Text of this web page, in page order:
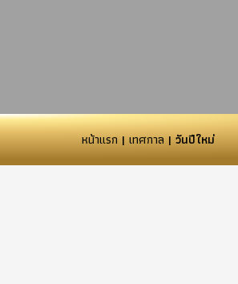
หน้าแรก|เทศกาล| วันปีใหม่